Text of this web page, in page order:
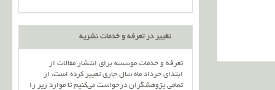
تغییر در تعرفه و خدمات نشریه
تعرفه و خدمات موسسه برای انتشار مقالات از
ابتدای خرداد ماه سال جاری تغییر کرده است، از
تمامی پژوهشگران درخواست می‌کنیم تا موارد زیر را